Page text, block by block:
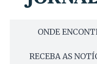
ONDE
RECEBA AS